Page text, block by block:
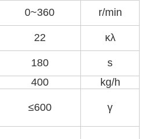
0~360
r/min
22
κλ
180
s
400
kg/h
≤600 γ